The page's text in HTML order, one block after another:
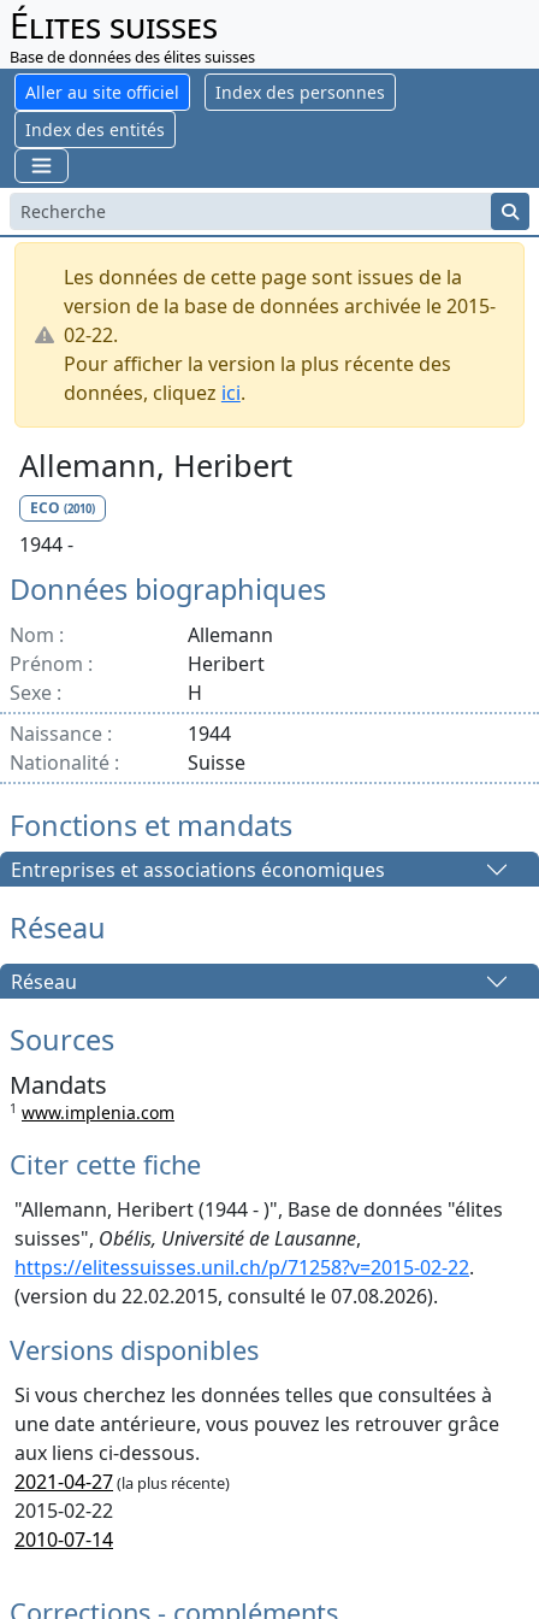
Élites suisses
Base de données des élites suisses
Aller au site officiel
Index des personnes
Index des entités
Les données de cette page sont issues de la
version de la base de données archivée le 2015-
02-22.
Pour afficher la version la plus récente des
données, cliquez ici.
Allemann, Heribert
ECO (2010)
1944 -
Données biographiques
Nom :
Allemann
Prénom :
Heribert
Sexe :
H
Naissance :
1944
Nationalité :
Suisse
Fonctions et mandats
Entreprises et associations économiques
Réseau
Réseau
Sources
Mandats
1 www.implenia.com
Citer cette fiche
"Allemann, Heribert (1944 - )", Base de données "élites
suisses", Obélis, Université de Lausanne,
https://elitessuisses.unil.ch/p/71258?v=2015-02-22.
(version du 22.02.2015, consulté le 07.08.2026).
Versions disponibles
Si vous cherchez les données telles que consultées à
une date antérieure, vous pouvez les retrouver grâce
aux liens ci-dessous.
2021-04-27(la plus récente)
2015-02-22
2010-07-14